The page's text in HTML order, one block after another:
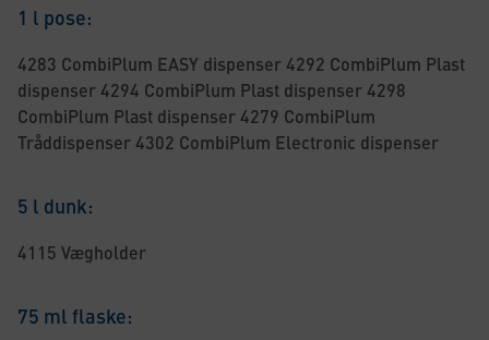
1 l pose:
4283 CombiPlum EASY dispenser 4292 CombiPlum Plast
dispenser 4294 CombiPlum Plast dispenser 4298
CombiPlum Plast dispenser 4279 CombiPlum
Tråddispenser 4302 CombiPlum Electronic dispenser
5 l dunk:
4115 Vægholder
75 ml flaske: